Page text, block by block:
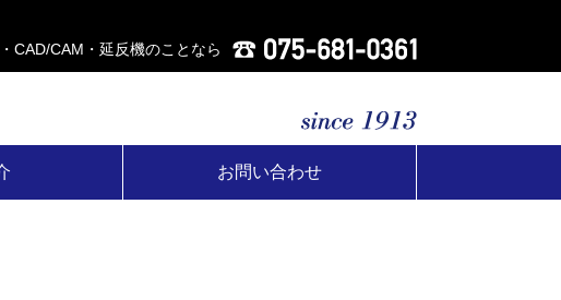
CAD/CAM・延反機のことなら
お問い合わせ